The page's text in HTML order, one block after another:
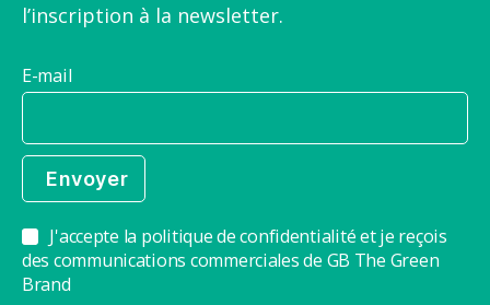
l’inscription à la newsletter.
E-mail
J'accepte la politique de confidentialité et je reçois
des communications commerciales de GB The Green
Brand